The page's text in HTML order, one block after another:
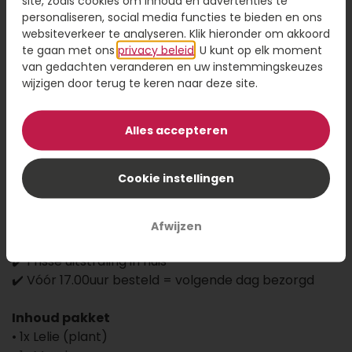
Voeg een kaart toe met jouw persoonlijke tekst
De Lelie is een stijlvol cadeau dat direct indruk maakt.
De knoppen openen zich tot prachtige bloemen en
zorgen voor een frisse, verzorgde uitstraling in huis.
✔️ Elegant en stijlvol cadeau
✔️ Frisse uitstraling in huis
✔️ Vóór 17.00uur besteld = volgende dag bezorgd
Inhoud pakket
• 1x Lelie (plant)
personaliseren, social media functies te bieden en ons
websiteverkeer te analyseren. Klik hieronder om akkoord
te gaan met ons privacy beleid . U kunt op elk moment
van gedachten veranderen en uw instemmingskeuzes
wijzigen door terug te keren naar deze site.
Alles accepteren
Cookie instellingen
Afwijzen